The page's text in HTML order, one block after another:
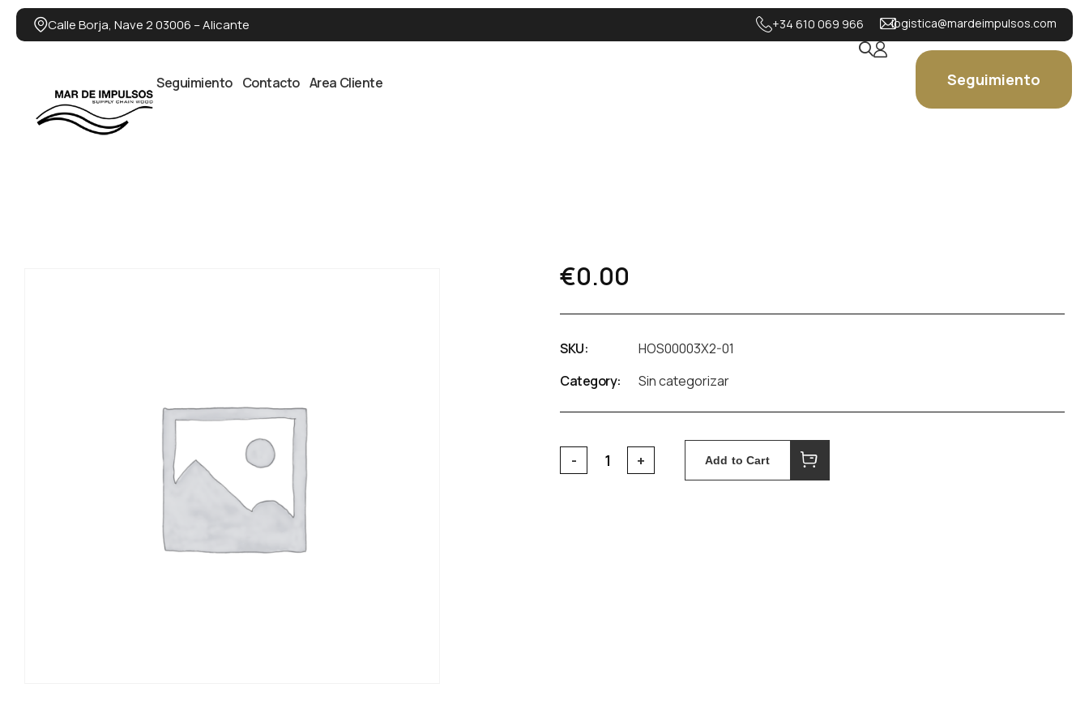
Calle Borja, Nave 2 03006 – Alicante logistica@mardeimpulsos.com
+34 610 069 966
Seguimiento Contacto Area Cliente Seguimiento
€0.00
SKU:
HOS00003X2-01
Category:
Sin categorizar
Add to Cart